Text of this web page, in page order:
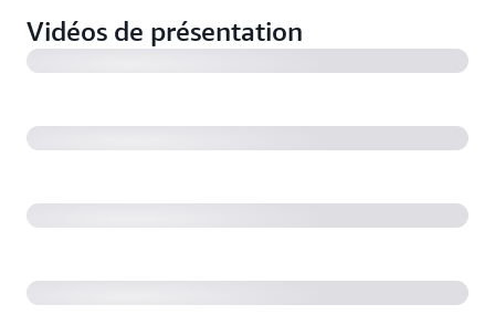
Vidéos de présentation
Utiliser AWS Outposts pour les cas de faible latence